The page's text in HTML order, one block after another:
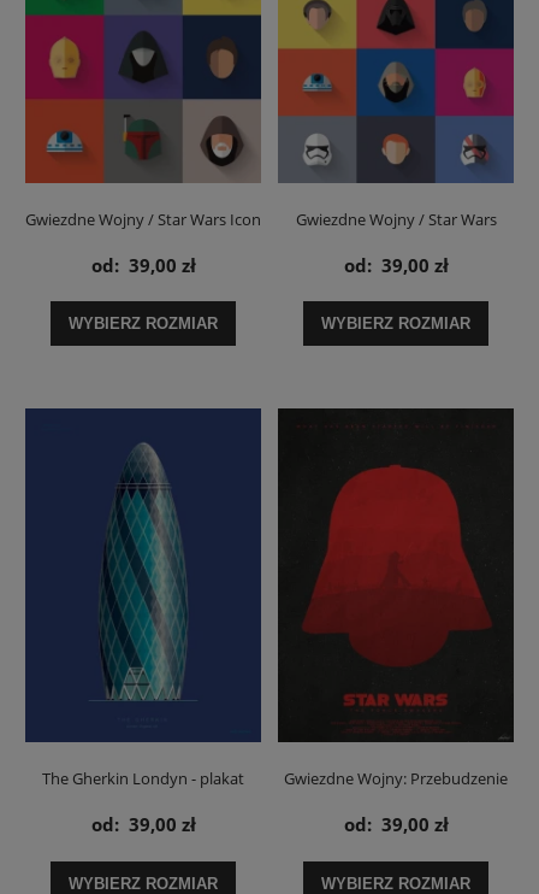
Gwiezdne Wojny / Star Wars Icon
Set - plakat
od: 39,00 zł
WYBIERZ ROZMIAR
Gwiezdne Wojny / Star Wars
New Icon Set - plakat
od: 39,00 zł
WYBIERZ ROZMIAR
The Gherkin Londyn - plakat
od: 39,00 zł
WYBIERZ ROZMIAR
Gwiezdne Wojny: Przebudzenie
Mocy / Star Wars Ciemna strona
- plakat
od: 39,00 zł
WYBIERZ ROZMIAR